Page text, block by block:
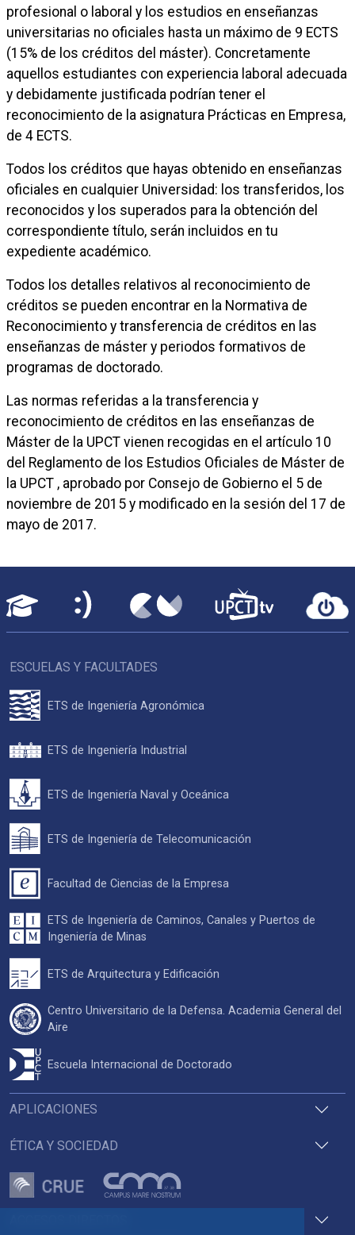
profesional o laboral y los estudios en enseñanzas
universitarias no oficiales hasta un máximo de 9 ECTS
(15% de los créditos del máster). Concretamente
aquellos estudiantes con experiencia laboral adecuada
y debidamente justificada podrían tener el
reconocimiento de la asignatura Prácticas en Empresa,
de 4 ECTS.
Todos los créditos que hayas obtenido en enseñanzas
oficiales en cualquier Universidad: los transferidos, los
reconocidos y los superados para la obtención del
correspondiente título, serán incluidos en tu
expediente académico.
Todos los detalles relativos al reconocimiento de
créditos se pueden encontrar en la Normativa de
Reconocimiento y transferencia de créditos en las
enseñanzas de máster y periodos formativos de
programas de doctorado.
Las normas referidas a la transferencia y
reconocimiento de créditos en las enseñanzas de
Máster de la UPCT vienen recogidas en el artículo 10
del Reglamento de los Estudios Oficiales de Máster de
la UPCT , aprobado por Consejo de Gobierno el 5 de
noviembre de 2015 y modificado en la sesión del 17 de
mayo de 2017.
APLICACIONES
ÉTICA Y SOCIEDAD
ESCUELAS Y FACULTADES
ETS de Ingeniería Agronómica
ETS de Ingeniería Industrial
ETS de Ingeniería Naval y Oceánica
ETS de Ingeniería de Telecomunicación
Facultad de Ciencias de la Empresa
ETS de Ingeniería de Caminos, Canales y Puertos de
Ingeniería de Minas
ETS de Arquitectura y Edificación
Centro Universitario de la Defensa. Academia General del
Aire
Escuela Internacional de Doctorado